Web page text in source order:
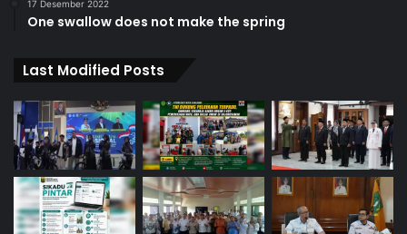
17 Desember 2022
One swallow does not make the spring
Last Modified Posts